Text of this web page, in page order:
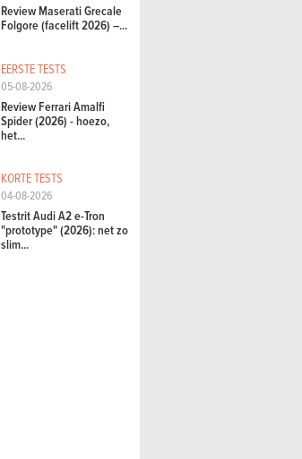
Review Maserati Grecale
Folgore (facelift 2026) –...
EERSTE TESTS
05-08-2026
Review Ferrari Amalfi
Spider (2026) - hoezo,
het...
KORTE TESTS
04-08-2026
Testrit Audi A2 e-Tron
"prototype" (2026): net zo
slim...